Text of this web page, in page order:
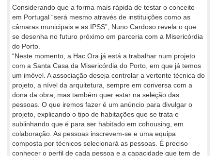
Considerando que a forma mais rápida de testar o conceito
em Portugal “será mesmo através de instituições como as
câmaras municipais e as IPSS”, Nuno Cardoso revela o que
se desenha no futuro próximo em parceria com a Misericórdia
do Porto.
“Neste momento, a Hac.Ora já está a trabalhar num projeto
com a Santa Casa da Misericórdia do Porto, em que já temos
um imóvel. A associação deseja controlar a vertente técnica do
projeto, a nível da arquitetura, sempre em conversa com a
dona da obra, mas também quer estar na seleção das
pessoas. O que iremos fazer é um anúncio para divulgar o
projeto, explicando o tipo de habitações que se trata e
sublinhando que é para ser habitado em cohousing, em
colaboração. As pessoas inscrevem-se e uma equipa
composta por técnicos selecionará as pessoas. É preciso
conhecer o perfil de cada pessoa e a capacidade que tem de